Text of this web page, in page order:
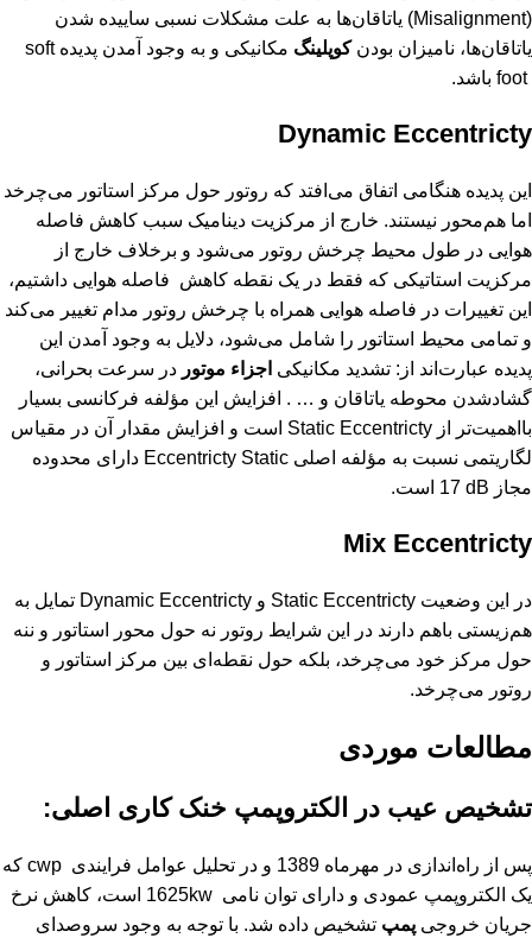
(
Misalignment) یاتاقان‌ها به علت مشکلات نسبی ساییده شدن
یاتاقان‌ها، نامیزان بودنکوپلینگ مکانیکی و به وجود آمدن پدیدهsoft
foot باشد.
Dynamic Eccentricty
این پدیده هنگامی اتفاق می‌افتد که روتور حول مرکز استاتور می‌چرخد
اما هم‌محور نیستند. خارج از مرکزیت دینامیک سبب کاهش فاصله
هوایی در طول محیط چرخش روتور می‌شود و برخلاف خارج از
مرکزیت استاتیکی که فقط در یک نقطه کاهش فاصله هوایی داشتیم،
این تغییرات در فاصله هوایی همراه با چرخش روتور مدام تغییر می‌کند
و تمامی محیط استاتور را شامل می‌شود، دلایل به وجود آمدن این
پدیده عبارت‌اند از: تشدید مکانیکی اجزاء موتور در سرعت بحرانی،
گشادشدن محوطه یاتاقان و … . افزایش این مؤلفه فرکانسی بسیار
بااهمیت‌تر از Static Eccentricty است و افزایش مقدار آن در مقیاس
لگاریتمی نسبت به مؤلفه اصلی Eccentricty Static دارای محدوده
مجاز 17 dB است.
Mix Eccentricty
در این وضعیت Static Eccentricty و Dynamic Eccentricty تمایل به
هم‌زیستی باهم دارند در این شرایط روتور نه حول محور استاتور و ننه
حول مرکز خود می‌چرخد، بلکه حول نقطه‌ای بین مرکز استاتور و
روتور می‌چرخد.
مطالعات موردی
تشخیص عیب در الکتروپمپ خنک کاری اصلی:
پس از راه‌اندازی در مهرماه 1389 و در تحلیل عوامل فرایندی cwp که
یک الکتروپمپ عمودی و دارای توان نامی 1625kw است، کاهش نرخ
جریان خروجی پمپ تشخیص داده شد. با توجه به وجود سروصدای